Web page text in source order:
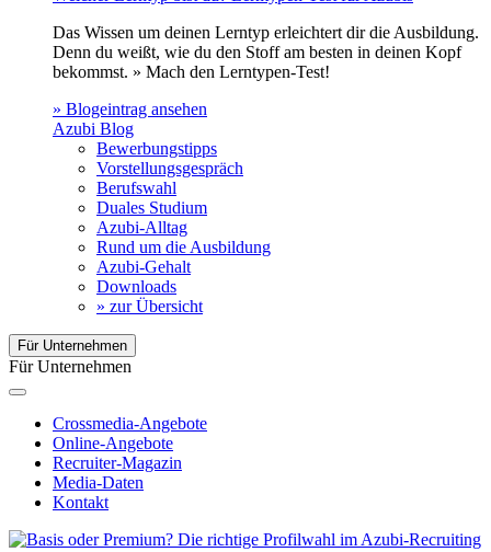
Das Wissen um deinen Lerntyp erleichtert dir die Ausbildung.
Denn du weißt, wie du den Stoff am besten in deinen Kopf
bekommst. » Mach den Lerntypen-Test!
» Blogeintrag ansehen
Azubi Blog
Bewerbungstipps
Vorstellungsgespräch
Berufswahl
Duales Studium
Azubi-Alltag
Rund um die Ausbildung
Azubi-Gehalt
Downloads
» zur Übersicht
Für Unternehmen
Für Unternehmen
Crossmedia-Angebote
Online-Angebote
Recruiter-Magazin
Media-Daten
Kontakt